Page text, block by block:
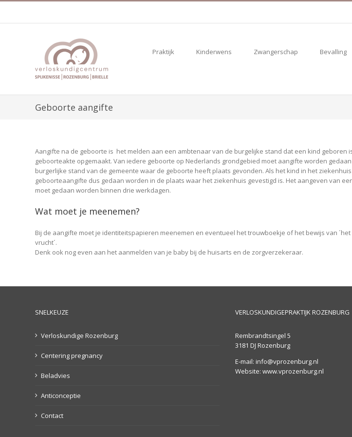
Skip
content
Praktijk Kinderwens Zwangerschap Bevalling
Geboorte aangifte
Aangifte na de geboorte is het melden aan een ambtenaar van de burgelijke stand dat een kind geboren
geboorteakte opgemaakt. Van iedere geboorte op Nederlands grondgebied moet aangifte worden
burgerlijke stand van de gemeente waar de geboorte heeft plaats gevonden. Als het kind in het
geboorteaangifte dus gedaan worden in de plaats waar het ziekenhuis gevestigd is. Het aangeven van
moet gedaan worden binnen drie werkdagen.
Wat moet je meenemen?
Bij de aangifte moet je identiteitspapieren meenemen en eventueel het trouwboekje of het bewijs van
vrucht´.
Denk ook nog even aan het aanmelden van je baby bij de huisarts en de zorgverzekeraar.
SNELKEUZE
Verloskundige Rozenburg
Centering pregnancy
Beladvies
Anticonceptie
Contact
VERLOSKUNDIGEPRAKTIJK ROZENBURG
Rembrandtsingel 5
3181 DJ Rozenburg
E-mail: info@vprozenburg.nl
Website: www.vprozenburg.nl